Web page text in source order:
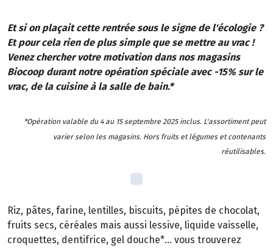
Et si on plaçait cette rentrée sous le signe de l'écologie ?
Et pour cela rien de plus simple que se mettre au vrac !
Venez chercher votre motivation dans nos magasins
Biocoop durant notre opération spéciale avec -15% sur le
vrac, de la cuisine à la salle de bain.*
*Opération valable du 4 au 15 septembre 2025 inclus. L'assortiment peut
varier selon les magasins. Hors fruits et légumes et contenants
réutilisables.
Riz, pâtes, farine, lentilles, biscuits, pépites de chocolat,
fruits secs, céréales mais aussi lessive, liquide vaisselle,
croquettes, dentifrice, gel douche*... vous trouverez